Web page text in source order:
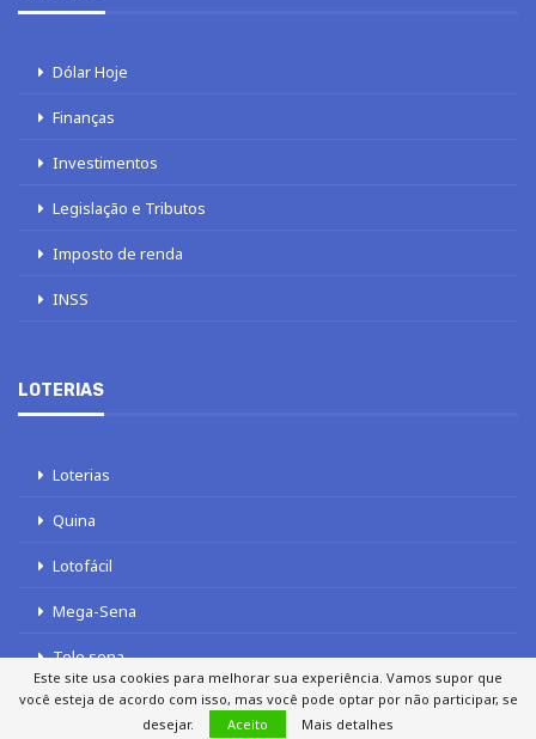
Dólar Hoje
Finanças
Investimentos
Legislação e Tributos
Imposto de renda
INSS
LOTERIAS
Loterias
Quina
Lotofácil
Mega-Sena
Tele sena
Este site usa cookies para melhorar sua experiência. Vamos supor que
você esteja de acordo com isso, mas você pode optar por não participar, se
desejar.
Aceito Mais detalhes